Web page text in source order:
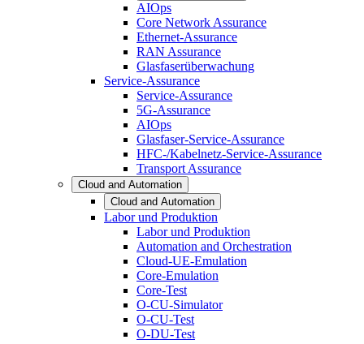
AIOps
Core Network Assurance
Ethernet-Assurance
RAN Assurance
Glasfaserüberwachung
Service-Assurance
Service-Assurance
5G-Assurance
AIOps
Glasfaser-Service-Assurance
HFC-/Kabelnetz-Service-Assurance
Transport Assurance
Cloud and Automation
Cloud and Automation
Labor und Produktion
Labor und Produktion
Automation and Orchestration
Cloud-UE-Emulation
Core-Emulation
Core-Test
O-CU-Simulator
O-CU-Test
O-DU-Test